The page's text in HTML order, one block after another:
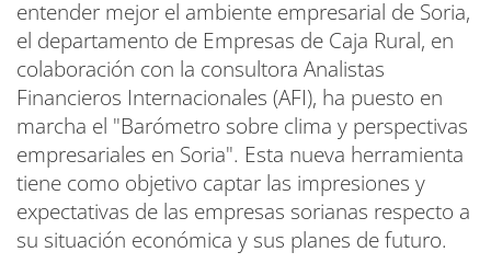
entender mejor el ambiente empresarial de Soria,
el departamento de Empresas de Caja Rural, en
colaboración con la consultora Analistas
Financieros Internacionales (AFI), ha puesto en
marcha el "Barómetro sobre clima y perspectivas
empresariales en Soria". Esta nueva herramienta
tiene como objetivo captar las impresiones y
expectativas de las empresas sorianas respecto a
su situación económica y sus planes de futuro.